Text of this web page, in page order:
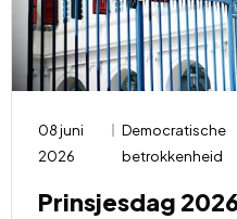
08 juni
2026
Democratische
betrokkenheid
Prinsjesdag